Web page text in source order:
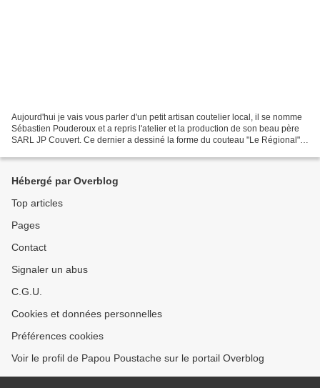
Aujourd'hui je vais vous parler d'un petit artisan coutelier local, il se nomme
Sébastien Pouderoux et a repris l'atelier et la production de son beau père
SARL JP Couvert. Ce dernier a dessiné la forme du couteau "Le Régional"
Hébergé par Overblog
Top articles
Pages
Contact
Signaler un abus
C.G.U.
Cookies et données personnelles
Préférences cookies
Voir le profil de Papou Poustache sur le portail Overblog